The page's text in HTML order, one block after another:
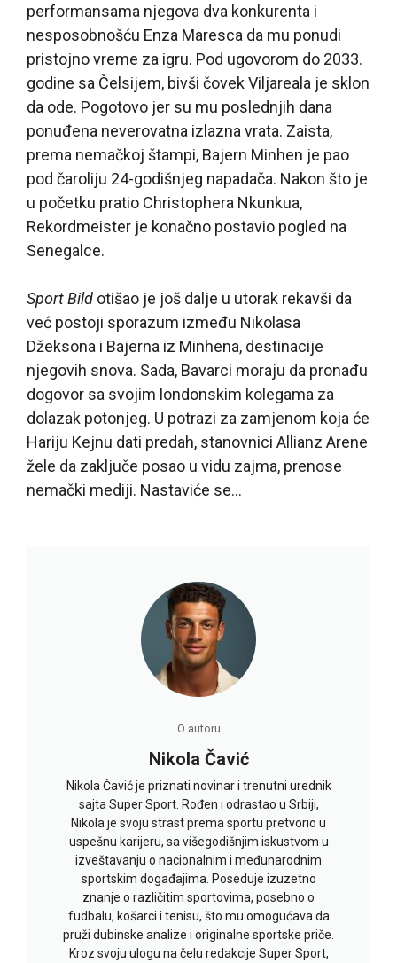
performansama njegova dva konkurenta i
nesposobnošću Enza Maresca da mu ponudi
pristojno vreme za igru. Pod ugovorom do 2033.
godine sa Čelsijem, bivši čovek Viljareala je sklon
da ode. Pogotovo jer su mu poslednjih dana
ponuđena neverovatna izlazna vrata. Zaista,
prema nemačkoj štampi, Bajern Minhen je pao
pod čaroliju 24-godišnjeg napadača. Nakon što je
u početku pratio Christophera Nkunkua,
Rekordmeister je konačno postavio pogled na
Senegalce.
Sport Bild otišao je još dalje u utorak rekavši da
već postoji sporazum između Nikolasa
Džeksona i Bajerna iz Minhena, destinacije
njegovih snova. Sada, Bavarci moraju da pronađu
dogovor sa svojim londonskim kolegama za
dolazak potonjeg. U potrazi za zamjenom koja će
Hariju Kejnu dati predah, stanovnici Allianz Arene
žele da zaključe posao u vidu zajma, prenose
nemački mediji. Nastaviće se…
O autoru
Nikola Čavić
Nikola Čavić je priznati novinar i trenutni urednik
sajta Super Sport. Rođen i odrastao u Srbiji,
Nikola je svoju strast prema sportu pretvorio u
uspešnu karijeru, sa višegodišnjim iskustvom u
izveštavanju o nacionalnim i međunarodnim
sportskim događajima. Poseduje izuzetno
znanje o različitim sportovima, posebno o
fudbalu, košarci i tenisu, što mu omogućava da
pruži dubinske analize i originalne sportske priče.
Kroz svoju ulogu na čelu redakcije Super Sport,